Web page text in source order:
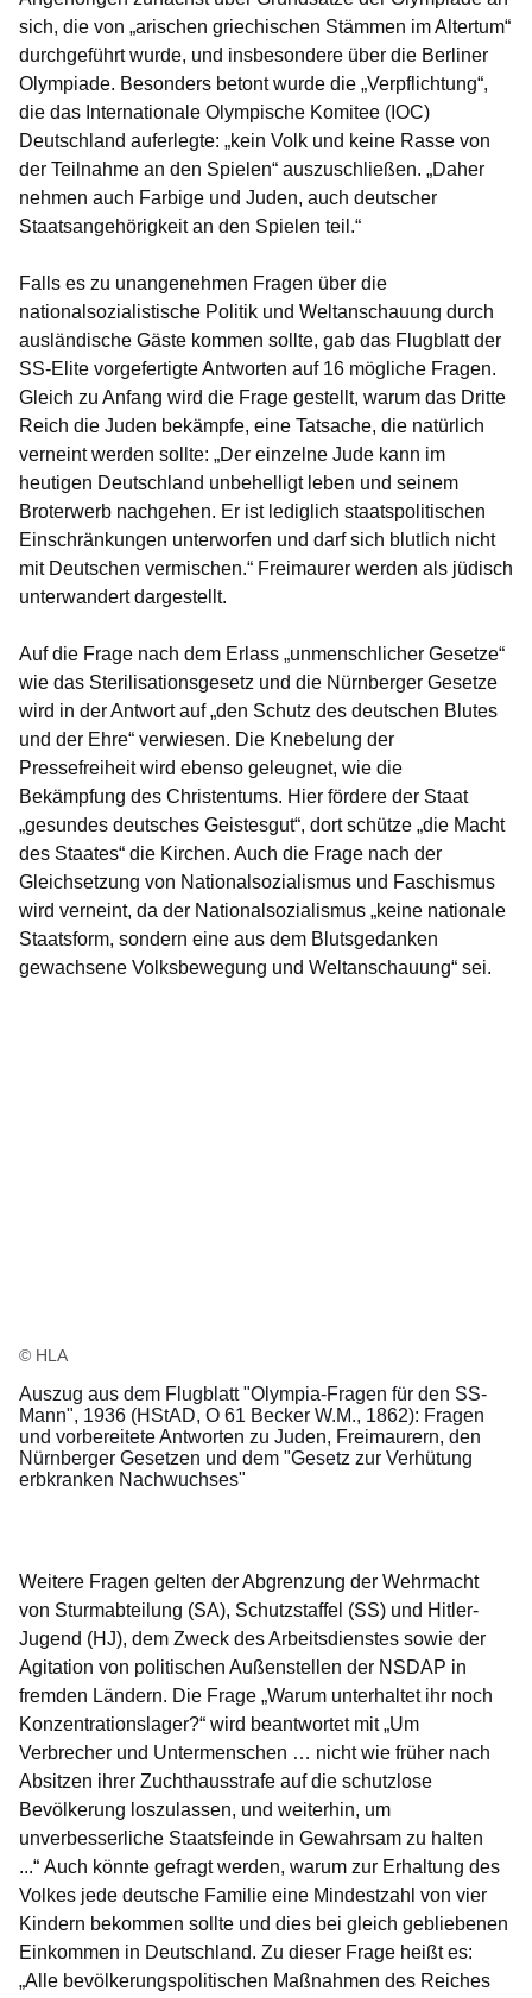
sich, die von „arischen griechischen Stämmen im Altertum“
durchgeführt wurde, und insbesondere über die Berliner
Olympiade. Besonders betont wurde die „Verpflichtung“,
die das Internationale Olympische Komitee (IOC)
Deutschland auferlegte: „kein Volk und keine Rasse von
der Teilnahme an den Spielen“ auszuschließen. „Daher
nehmen auch Farbige und Juden, auch deutscher
Staatsangehörigkeit an den Spielen teil.“
Falls es zu unangenehmen Fragen über die
nationalsozialistische Politik und Weltanschauung durch
ausländische Gäste kommen sollte, gab das Flugblatt der
SS-Elite vorgefertigte Antworten auf 16 mögliche Fragen.
Gleich zu Anfang wird die Frage gestellt, warum das Dritte
Reich die Juden bekämpfe, eine Tatsache, die natürlich
verneint werden sollte: „Der einzelne Jude kann im
heutigen Deutschland unbehelligt leben und seinem
Broterwerb nachgehen. Er ist lediglich staatspolitischen
Einschränkungen unterworfen und darf sich blutlich nicht
mit Deutschen vermischen.“ Freimaurer werden als jüdisch
unterwandert dargestellt.
Auf die Frage nach dem Erlass „unmenschlicher Gesetze“
wie das Sterilisationsgesetz und die Nürnberger Gesetze
wird in der Antwort auf„den Schutz des deutschen Blutes
und der Ehre“ verwiesen. Die Knebelung der
Pressefreiheit wird ebenso geleugnet, wie die
Bekämpfung des Christentums. Hier fördere der Staat
„gesundes deutsches Geistesgut“, dort schütze „die Macht
des Staates“ die Kirchen. Auch die Frage nach der
Gleichsetzung von Nationalsozialismus und Faschismus
wird verneint, da der Nationalsozialismus „keine nationale
Staatsform, sondern eine aus dem Blutsgedanken
gewachsene Volksbewegung und Weltanschauung“ sei.
© HLA
Auszug aus dem Flugblatt "Olympia-Fragen für den SS-
Mann", 1936 (HStAD, O 61 Becker W.M., 1862): Fragen
und vorbereitete Antworten zu Juden, Freimaurern, den
Nürnberger Gesetzen und dem "Gesetz zur Verhütung
erbkranken Nachwuchses"
Weitere Fragen gelten der Abgrenzung der Wehrmacht
von Sturmabteilung (SA), Schutzstaffel (SS) und Hitler-
Jugend (HJ), dem Zweck des Arbeitsdienstes sowie der
Agitation von politischen Außenstellen der NSDAP in
fremden Ländern. Die Frage „Warum unterhaltet ihr noch
Konzentrationslager?“ wird beantwortet mit„Um
Verbrecher und Untermenschen … nicht wie früher nach
Absitzen ihrer Zuchthausstrafe auf die schutzlose
Bevölkerung loszulassen, und weiterhin, um
unverbesserliche Staatsfeinde in Gewahrsam zu halten
...“ Auch könnte gefragt werden, warum zur Erhaltung des
Volkes jede deutsche Familie eine Mindestzahl von vier
Kindern bekommen sollte und dies bei gleich gebliebenen
Einkommen in Deutschland. Zu dieser Frage heißt es:
„Alle bevölkerungspolitischen Maßnahmen des Reiches